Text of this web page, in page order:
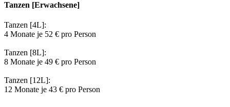
Tanzen [Erwachsene]
Tanzen [4L]:
4 Monate je 52 € pro Person
Tanzen [8L]:
8 Monate je 49 € pro Person
Tanzen [12L]:
12 Monate je 43 € pro Person